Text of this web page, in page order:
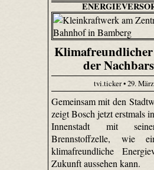
Klimafreundlicher
der
tvi.ticker • 29.
Gemeinsam mit den
zeigt Bosch jetzt erstmals
Innenstadt mit
Brennstoffzelle, wie
klimafreundliche
Zukunft aussehen kann.